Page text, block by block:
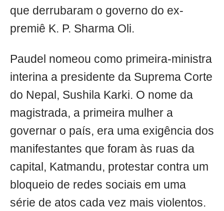
que derrubaram o governo do ex-
premiê K. P. Sharma Oli.
Paudel nomeou como primeira-ministra
interina a presidente da Suprema Corte
do Nepal, Sushila Karki. O nome da
magistrada, a primeira mulher a
governar o país, era uma exigência dos
manifestantes que foram às ruas da
capital, Katmandu, protestar contra um
bloqueio de redes sociais em uma
série de atos cada vez mais violentos.